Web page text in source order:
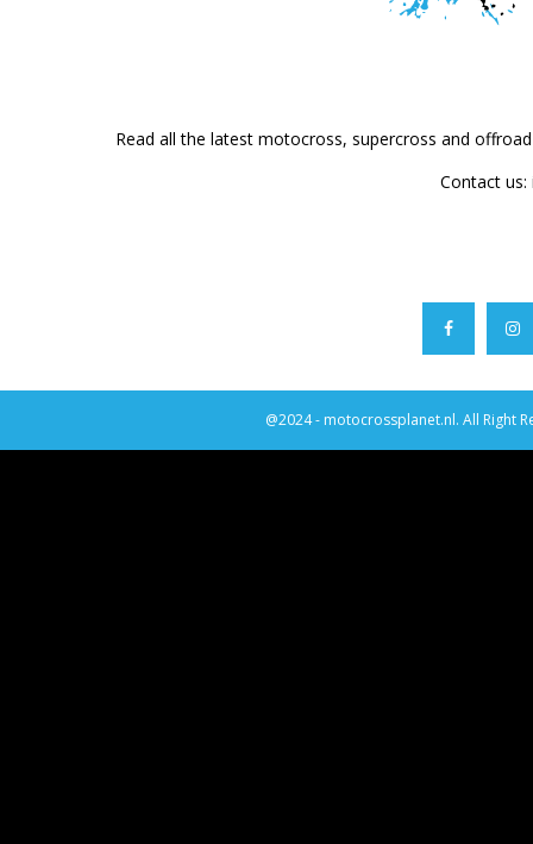
Read all the latest motocross, supercross and
Contact us:
@2024 - motocrossplanet.nl. All Right